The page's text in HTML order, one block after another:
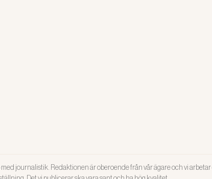
med journalistik. Redaktionen är oberoende från vår ägare och vi